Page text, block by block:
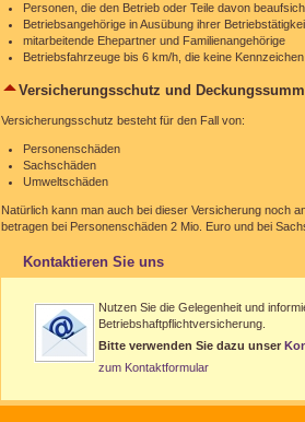
Personen, die den Betrieb oder Teile davon
Betriebsangehörige in Ausübung ihrer
mitarbeitende Ehepartner und Familienangehörige
Betriebsfahrzeuge bis 6 km/h, die keine
Versicherungsschutz und
Versicherungsschutz besteht für den Fall von:
Personenschäden
Sachschäden
Umweltschäden
Natürlich kann man auch bei dieser Versicherung noch
betragen bei Personenschäden 2 Mio. Euro und bei
Kontaktieren Sie uns
Nutzen Sie die Gelegenheit und
Betriebshaftpflichtversicherung.
Bitte verwenden Sie dazu unser
zum Kontaktformular